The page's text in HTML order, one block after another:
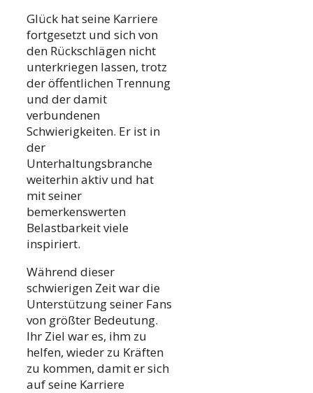
Glück hat seine Karriere
fortgesetzt und sich von
den Rückschlägen nicht
unterkriegen lassen, trotz
der öffentlichen Trennung
und der damit
verbundenen
Schwierigkeiten. Er ist in
der
Unterhaltungsbranche
weiterhin aktiv und hat
mit seiner
bemerkenswerten
Belastbarkeit viele
inspiriert.
Während dieser
schwierigen Zeit war die
Unterstützung seiner Fans
von größter Bedeutung.
Ihr Ziel war es, ihm zu
helfen, wieder zu Kräften
zu kommen, damit er sich
auf seine Karriere